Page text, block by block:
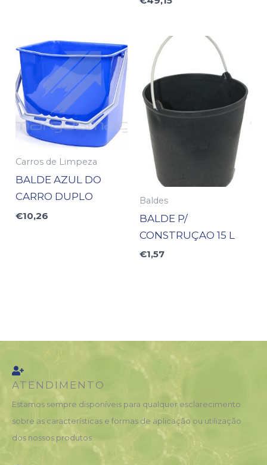
Carros de Limpeza
BALDE AZUL DO
CARRO DUPLO
€10,26
Baldes
BALDE P/
CONSTRUÇAO 15 L
€1,57
ATENDIMENTO
Estamos sempre disponíveis para qualquer esclarecimento
sobre as características e formas de aplicação ou utilização
dos nossos produtos.